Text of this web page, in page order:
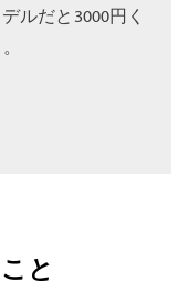
ルだと3000円く
と